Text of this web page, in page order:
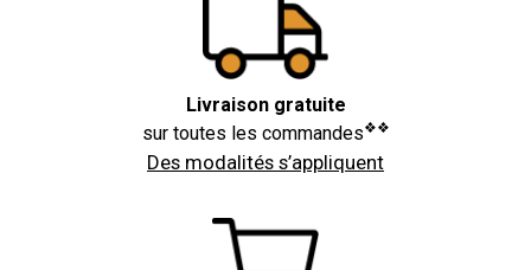
Livraison gratuite
sur toutes les commandes❖❖
Des modalités s’appliquent